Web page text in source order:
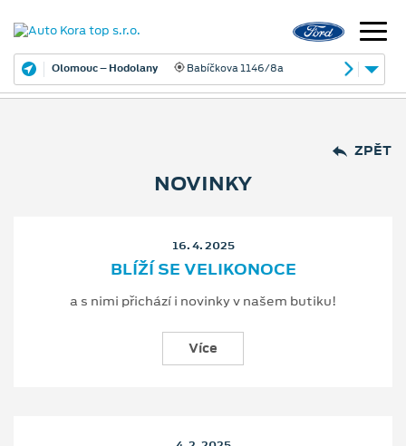
Olomouc – Hodolany Babíčkova 1146/8a
ZPĚT
NOVINKY
16. 4. 2025
BLÍŽÍ SE VELIKONOCE
a s nimi přichází i novinky v našem butiku!
Více